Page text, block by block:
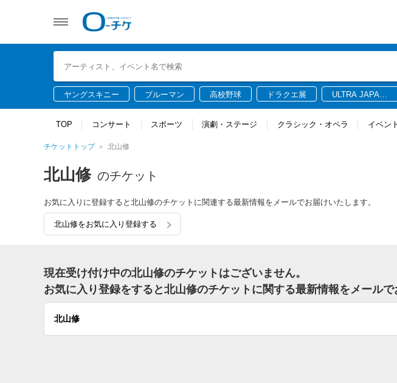
ヤングスキニー ブルーマン 高校野球 ドラクエ展
ULTRA JAPAN
TOP コンサート スポーツ 演劇・ステージ クラシック・オペラ イベン
チケットトップ 北山修
北山修 のチケット
お気に入りに登録すると北山修のチケットに関連する最新情報をメールでお届けいたします。
北山修をお気に入り登録する
現在受け付け中の北山修のチケットはございません。
お気に入り登録をすると北山修のチケットに関する最新情報をメールで
北山修